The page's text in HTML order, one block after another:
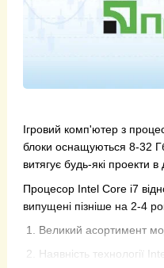
Ігровий комп'ютер з
блоки оснащуються 8-32
витягує будь-які проекти
Процесор Intel Core i7
випущені пізніше на 2-4
Великий асортимент
Наявність технології